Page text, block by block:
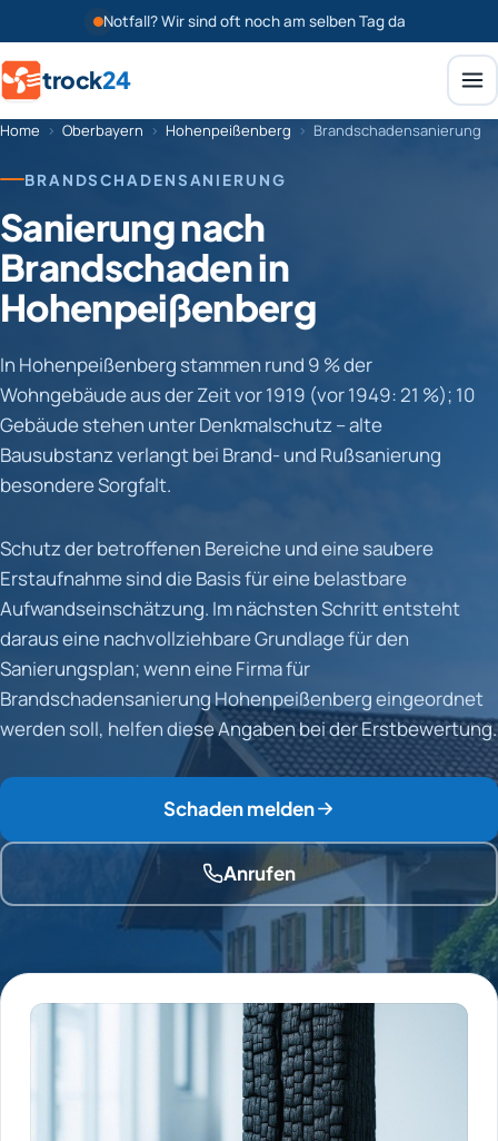
Notfall? Wir sind oft noch am selben Tag da
trock24
Home › Oberbayern › Hohenpeißenberg › Brandschadensanierung
BRANDSCHADENSANIERUNG
Sanierung nach
Brandschaden in
Hohenpeißenberg
In Hohenpeißenberg stammen rund 9 % der
Wohngebäude aus der Zeit vor 1919 (vor 1949: 21 %); 10
Gebäude stehen unter Denkmalschutz – alte
Bausubstanz verlangt bei Brand- und Rußsanierung
besondere Sorgfalt.
Schutz der betroffenen Bereiche und eine saubere
Erstaufnahme sind die Basis für eine belastbare
Aufwandseinschätzung. Im nächsten Schritt entsteht
daraus eine nachvollziehbare Grundlage für den
Sanierungsplan; wenn eine Firma für
Brandschadensanierung Hohenpeißenberg eingeordnet
werden soll, helfen diese Angaben bei der Erstbewertung.
Schaden melden
Anrufen